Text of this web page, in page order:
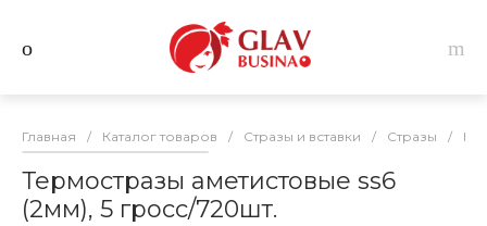
Главная / Каталог товаров / Стразы и вставки / Стразы /
Термостразы аметистовые ss6
(2мм), 5 гросс/720шт.